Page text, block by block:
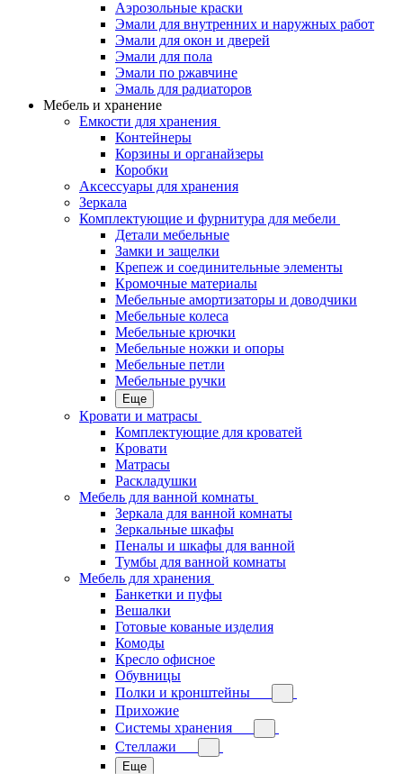
Аэрозольные краски
Эмали для внутренних и наружных работ
Эмали для окон и дверей
Эмали для пола
Эмали по ржавчине
Эмаль для радиаторов
Мебель и хранение
Емкости для хранения
Контейнеры
Корзины и органайзеры
Коробки
Аксессуары для хранения
Зеркала
Комплектующие и фурнитура для мебели
Детали мебельные
Замки и защелки
Крепеж и соединительные элементы
Кромочные материалы
Мебельные амортизаторы и доводчики
Мебельные колеса
Мебельные крючки
Мебельные ножки и опоры
Мебельные петли
Мебельные ручки
Еще
Кровати и матрасы
Комплектующие для кроватей
Кровати
Матрасы
Раскладушки
Мебель для ванной комнаты
Зеркала для ванной комнаты
Зеркальные шкафы
Пеналы и шкафы для ванной
Тумбы для ванной комнаты
Мебель для хранения
Банкетки и пуфы
Вешалки
Готовые кованые изделия
Комоды
Кресло офисное
Обувницы
Полки и кронштейны
Прихожие
Системы хранения
Стеллажи
Еще